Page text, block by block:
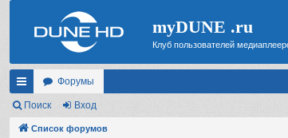
myDUNE .ru
Клуб пользователей
с
ы
Форумы
Поиск Вход
Список форумов